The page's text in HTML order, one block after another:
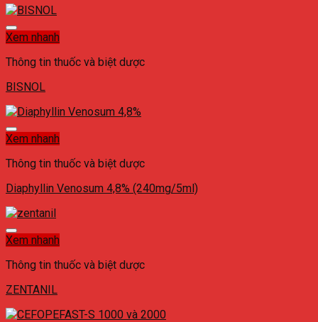
Xem nhanh
Thông tin thuốc và biệt dược
BISNOL
Xem nhanh
Thông tin thuốc và biệt dược
Diaphyllin Venosum 4,8% (240mg/5ml)
Xem nhanh
Thông tin thuốc và biệt dược
ZENTANIL